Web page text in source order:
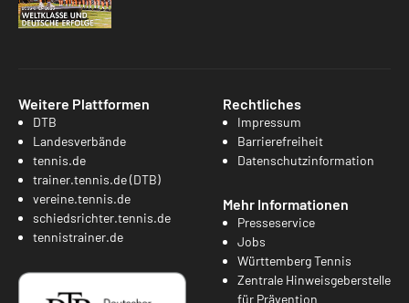
Weitere Plattformen
DTB
Landesverbände
tennis.de
trainer.tennis.de (DTB)
vereine.tennis.de
schiedsrichter.tennis.de
tennistrainer.de
Rechtliches
Impressum
Barrierefreiheit
Datenschutzinformation
Mehr Informationen
Presseservice
Jobs
Württemberg Tennis
Zentrale Hinweisgeberstelle
für Prävention